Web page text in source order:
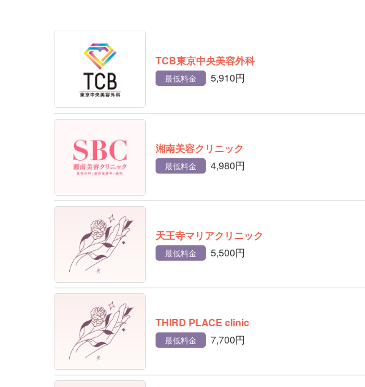
TCB東京中央美容外科
最低料金 5,910円
湘南美容クリニック
最低料金 4,980円
天王寺マリアクリニック
最低料金 5,500円
THIRD PLACE clinic
最低料金 7,700円